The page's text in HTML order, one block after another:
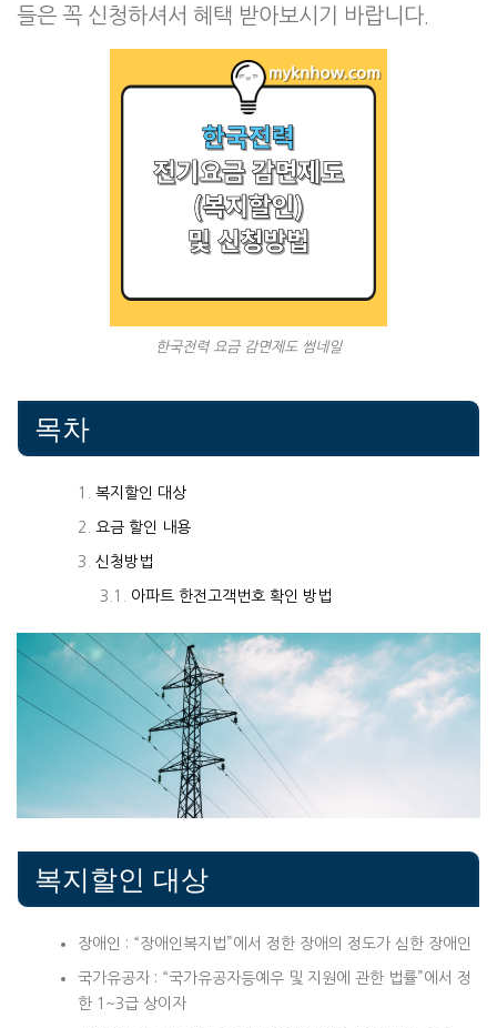
들은 꼭 신청하셔서 혜택 받아보시기 바랍니다.
한국전력 요금 감면제도 썸네일
목차
복지할인 대상
요금 할인 내용
신청방법
아파트 한전고객번호 확인 방법
복지할인 대상
장애인 : “장애인복지법”에서 정한 장애의 정도가 심한 장애인
국가유공자 : “국가유공자등예우 및 지원에 관한 법률”에서 정
한 1~3급 상이자